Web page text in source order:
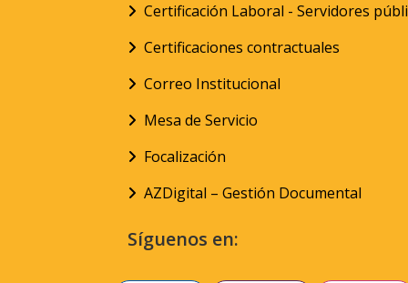
Certificación Laboral - Servidores
Certificaciones contractuales
Correo Institucional
Mesa de Servicio
Focalización
AZDigital – Gestión Documental
Síguenos en: